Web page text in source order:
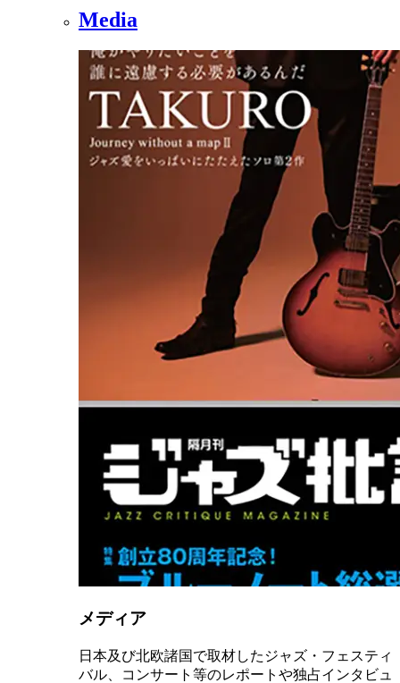
Media
メディア
日本及び北欧諸国で取材したジャズ・フェスティ
バル、コンサート等のレポートや独占インタビュ